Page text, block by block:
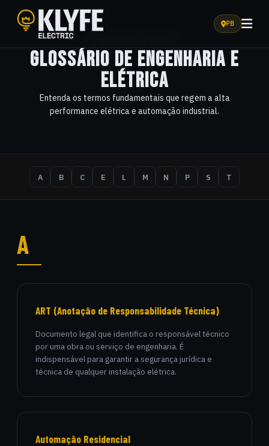
Klyfe Electric
PB
GLOSSÁRIO DE ENGENHARIA E
ELÉTRICA
Entenda os termos fundamentais que regem a alta
performance elétrica e automação industrial.
A B C E L M N P S T
A
ART (Anotação de Responsabilidade Técnica)
Documento legal que identifica o responsável técnico
por uma obra ou serviço de engenharia. É
indispensável para garantir a segurança jurídica e
técnica de qualquer instalação elétrica.
Automação Residencial